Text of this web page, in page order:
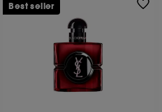
Best seller